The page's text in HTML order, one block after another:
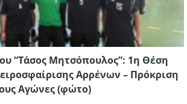
“Τάσος Μητσόπουλος”: 1η Θέση
Αρρένων – Πρόκριση
Αγώνες (φώτο)